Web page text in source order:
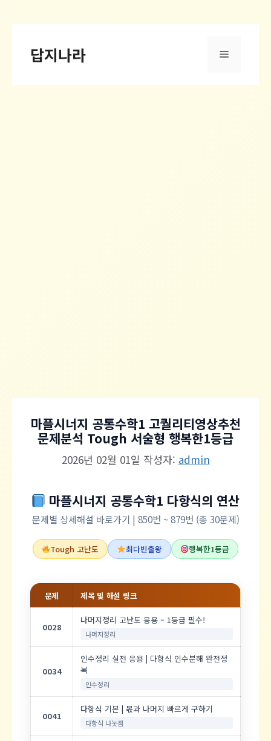
답지나라 메
마플시너지 공통수학1 고퀄리티영상추천
문제분석 Tough 서술형 행복한1등급
2026년 02월 01일 작성자: admin
마플시너지 공통수학1 다항식의 연산
문제별 상세해설 바로가기 | 850번 ~ 879번 (총 30문제)
Tough 고난도 최다빈출왕 행복한1등급
문제 제목 및 해설 링크
0028
나머지정리 고난도 응용 – 1등급 필수!
나머지정리
0034
인수정리 실전 응용 | 다항식 인수분해 완전정
복
인수정리
0041
다항식 기본 | 몫과 나머지 빠르게 구하기
다항식 나눗셈